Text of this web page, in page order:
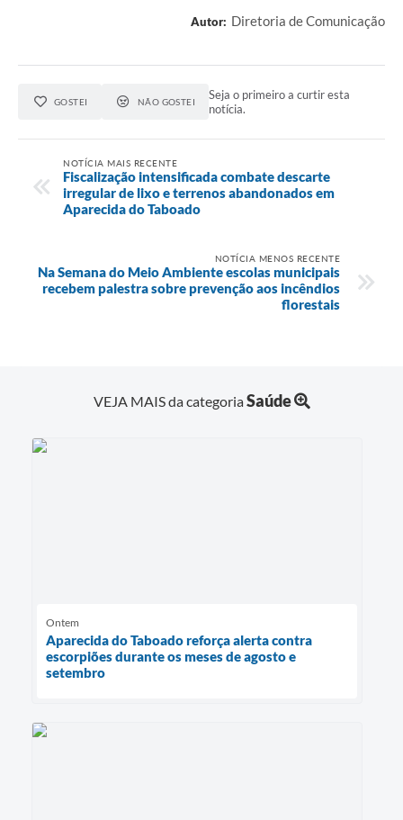
Autor: Diretoria de Comunicação
GOSTEI NÃO GOSTEI
Seja o primeiro a curtir esta
notícia.
NOTÍCIA MAIS RECENTE
Fiscalização intensificada combate descarte
irregular de lixo e terrenos abandonados em
Aparecida do Taboado
NOTÍCIA MENOS RECENTE
Na Semana do Meio Ambiente escolas municipais
recebem palestra sobre prevenção aos incêndios
florestais
VEJA MAIS da categoriaSaúde
Ontem
Aparecida do Taboado reforça alerta contra
escorpiões durante os meses de agosto e
setembro